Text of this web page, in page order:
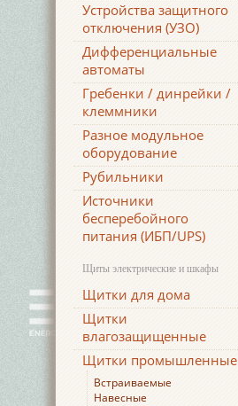
Устройства защитного
отключения (УЗО)
Дифференциальные
автоматы
Гребенки / динрейки /
клеммники
Разное модульное
оборудование
Рубильники
Источники
бесперебойного
питания (ИБП/UPS)
Щиты электрические и шкафы
Щитки для дома
Щитки
влагозащищенные
Щитки промышленные
Встраиваемые
Навесные